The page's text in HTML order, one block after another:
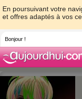
En poursuivant votre
et offres adaptés à vos
Bonjour !